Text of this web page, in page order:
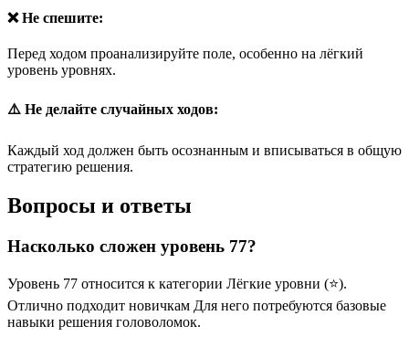
❌ Не спешите:
Перед ходом проанализируйте поле, особенно на лёгкий
уровень уровнях.
⚠️ Не делайте случайных ходов:
Каждый ход должен быть осознанным и вписываться в общую
стратегию решения.
Вопросы и ответы
Насколько сложен уровень 77?
Уровень 77 относится к категории Лёгкие уровни (⭐).
Отлично подходит новичкам Для него потребуются базовые
навыки решения головоломок.